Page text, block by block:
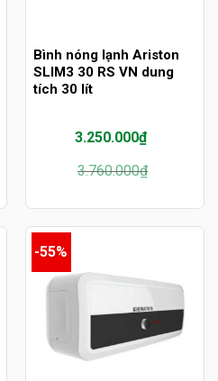
Bình nóng lạnh Ariston
SLIM3 30 RS VN dung
tích 30 lít
3.760.000₫
Giá
gốc
3.760.000₫.
3.250.000₫
Giá
hiện
là:
3.250.000₫.
-55%